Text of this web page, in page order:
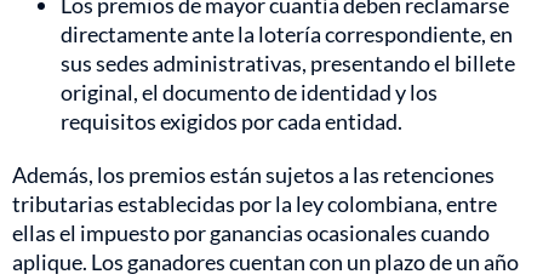
directamente ante la lotería correspondiente, en
sus sedes administrativas, presentando el billete
original, el documento de identidad y los
requisitos exigidos por cada entidad.
Además, los premios están sujetos a las retenciones
tributarias establecidas por la ley colombiana, entre
ellas el impuesto por ganancias ocasionales cuando
aplique. Los ganadores cuentan con un plazo de un año